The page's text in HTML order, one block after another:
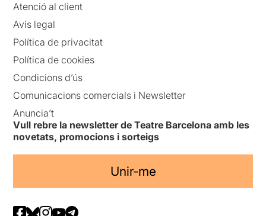
Atenció al client
Avís legal
Política de privacitat
Política de cookies
Condicions d’ús
Comunicacions comercials i Newsletter
Anuncia’t
Vull rebre la newsletter de Teatre Barcelona amb les
novetats, promocions i sorteigs
Unir-me